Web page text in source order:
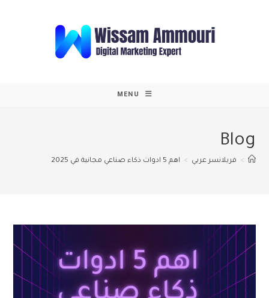
MENU
Blog
> فريلانسر عربي > اهم 5 ادوات ذكاء صناعي مجانية في 2025